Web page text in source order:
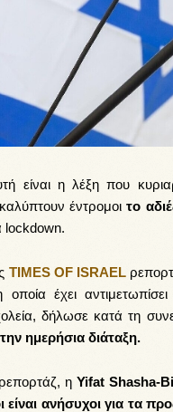
είναι η λέξη που
έντρομοιτο
lockdown.
TIMES OF ISRAEL
οποία έχει
δήλωσε κατά τη
ημερήσια διάταξη.
η Yifat Shasha-
είναι ανήσυχοι για τα